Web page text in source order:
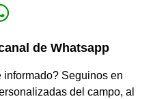
de Whatsapp
informado? Seguinos en
del campo, al